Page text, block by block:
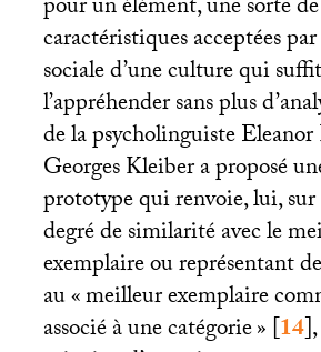
pour un élément, une sorte
caractéristiques acceptées
sociale d’une culture qui
l’appréhender sans plus
de la psycholinguiste Eleanor
Georges Kleiber a proposé
prototype qui renvoie, lui, sur
degré de similarité avec le
exemplaire ou représentant
au «meilleur exemplaire
associé à une catégorie»[14]